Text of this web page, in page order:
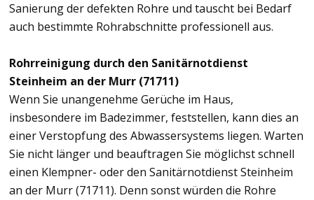
Sanierung der defekten Rohre und tauscht bei Bedarf
auch bestimmte Rohrabschnitte professionell aus.
Rohrreinigung durch den Sanitärnotdienst
Steinheim an der Murr (71711)
Wenn Sie unangenehme Gerüche im Haus,
insbesondere im Badezimmer, feststellen, kann dies an
einer Verstopfung des Abwassersystems liegen. Warten
Sie nicht länger und beauftragen Sie möglichst schnell
einen Klempner- oder den Sanitärnotdienst Steinheim
an der Murr (71711). Denn sonst würden die Rohre